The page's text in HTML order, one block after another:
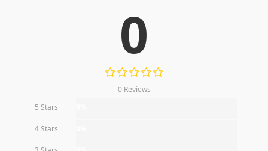
0
0 Reviews
5 Stars
4 Stars